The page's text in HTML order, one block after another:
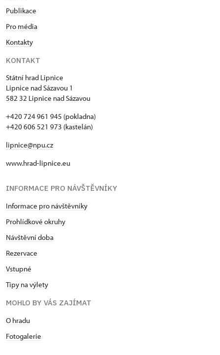
Publikace
Pro média
Kontakty
KONTAKT
Státní hrad Lipnice
Lipnice nad Sázavou 1
582 32 Lipnice nad Sázavou
+420 724 961 945 (pokladna)
+420 606 521 973 (kastelán)
lipnice@npu.cz
www.hrad-lipnice.eu
INFORMACE PRO NÁVŠTĚVNÍKY
Informace pro návštěvníky
Prohlídkové okruhy
Návštěvní doba
Rezervace
Vstupné
Tipy na výlety
MOHLO BY VÁS ZAJÍMAT
O hradu
Fotogalerie